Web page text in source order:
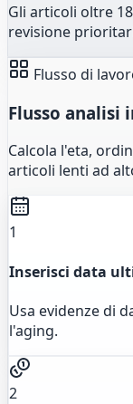
Gli articoli oltre
revisione
Flusso di
Flusso analisi
Calcola l'eta,
articoli lenti ad
1
Inserisci data
Usa evidenze di
l'aging.
2